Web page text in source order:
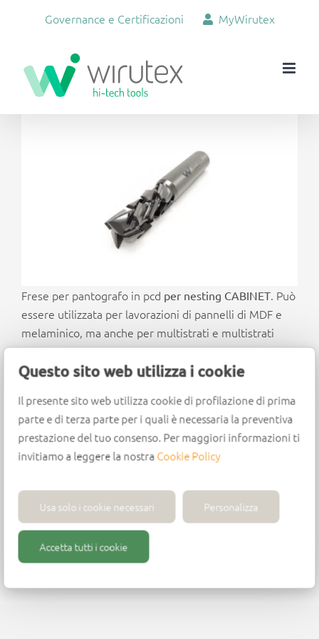
Questo sito web utilizza i cookie
Il presente sito web utilizza cookie di profilazione di prima
parte e di terza parte per i quali è necessaria la preventiva
prestazione del tuo consenso. Per maggiori informazioni ti
invitiamo a leggere la nostraCookie Policy
Usa solo i cookie necessari Personalizza
Accetta tutti i cookie
Governance e Certificazioni MyWirutex
Frese per pantografo in pcd per nesting CABINET. Può
essere utilizzata per lavorazioni di pannelli di MDF e
melaminico, ma anche per multistrati e multistrati
rivestiti. Consigliata anche per utilizzo sulla turbina
Turbinex.
Placchette in diamante (PCD)
Placchetta in testa in diamante (PCD)
Corpo in metallo pesante
Avanzamento: fino a 20 m/min
Rpm max: 24.000